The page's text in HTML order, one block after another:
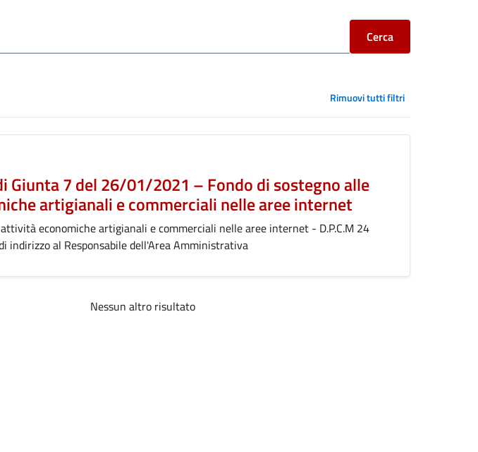
Cerca
Rimuovi tutti filtri
Giunta 7 del 26/01/2021 – Fondo di sostegno alle
artigianali e commerciali nelle aree internet
economiche artigianali e commerciali nelle aree internet - D.P.C.M 24
indirizzo al Responsabile dell'Area Amministrativa
Nessun altro risultato